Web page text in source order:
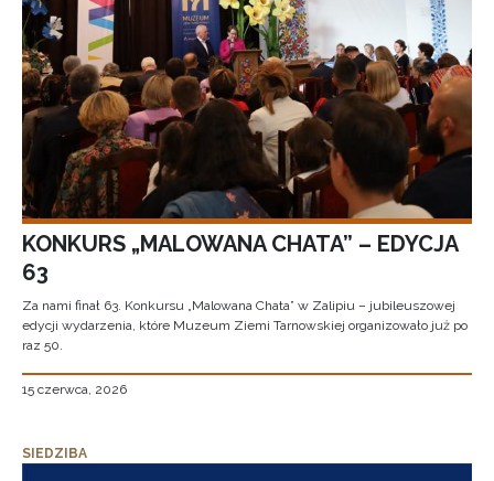
KONKURS „MALOWANA CHATA” – EDYCJA
63
Za nami finał 63. Konkursu „Malowana Chata” w Zalipiu – jubileuszowej
edycji wydarzenia, które Muzeum Ziemi Tarnowskiej organizowało już po
raz 50.
15 czerwca, 2026
SIEDZIBA